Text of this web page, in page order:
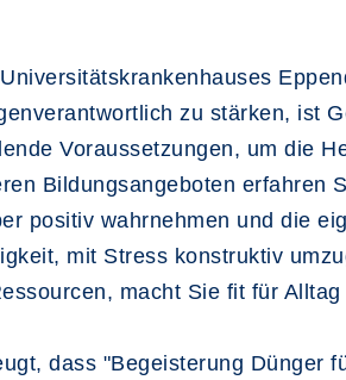
zu stärken, ist
Voraussetzungen, um die
Bildungsangeboten erfahren
positiv wahrnehmen und die
mit Stress konstruktiv
macht Sie fit für
dass "Begeisterung Dünger